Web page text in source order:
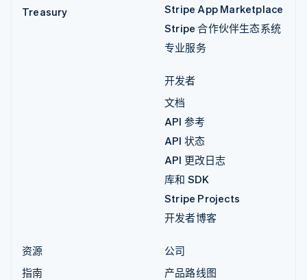
Treasury
Stripe App Marketplace
Stripe 合作伙伴生态系统
专业服务
开发者
文档
API 参考
API 状态
API 更改日志
库和 SDK
Stripe Projects
开发者博客
资源
指南
公司
产品路线图